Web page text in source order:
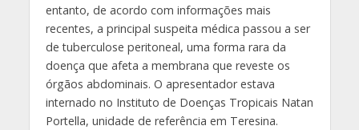
entanto, de acordo com informações mais
recentes, a principal suspeita médica passou a ser
de tuberculose peritoneal, uma forma rara da
doença que afeta a membrana que reveste os
órgãos abdominais. O apresentador estava
internado no Instituto de Doenças Tropicais Natan
Portella, unidade de referência em Teresina.